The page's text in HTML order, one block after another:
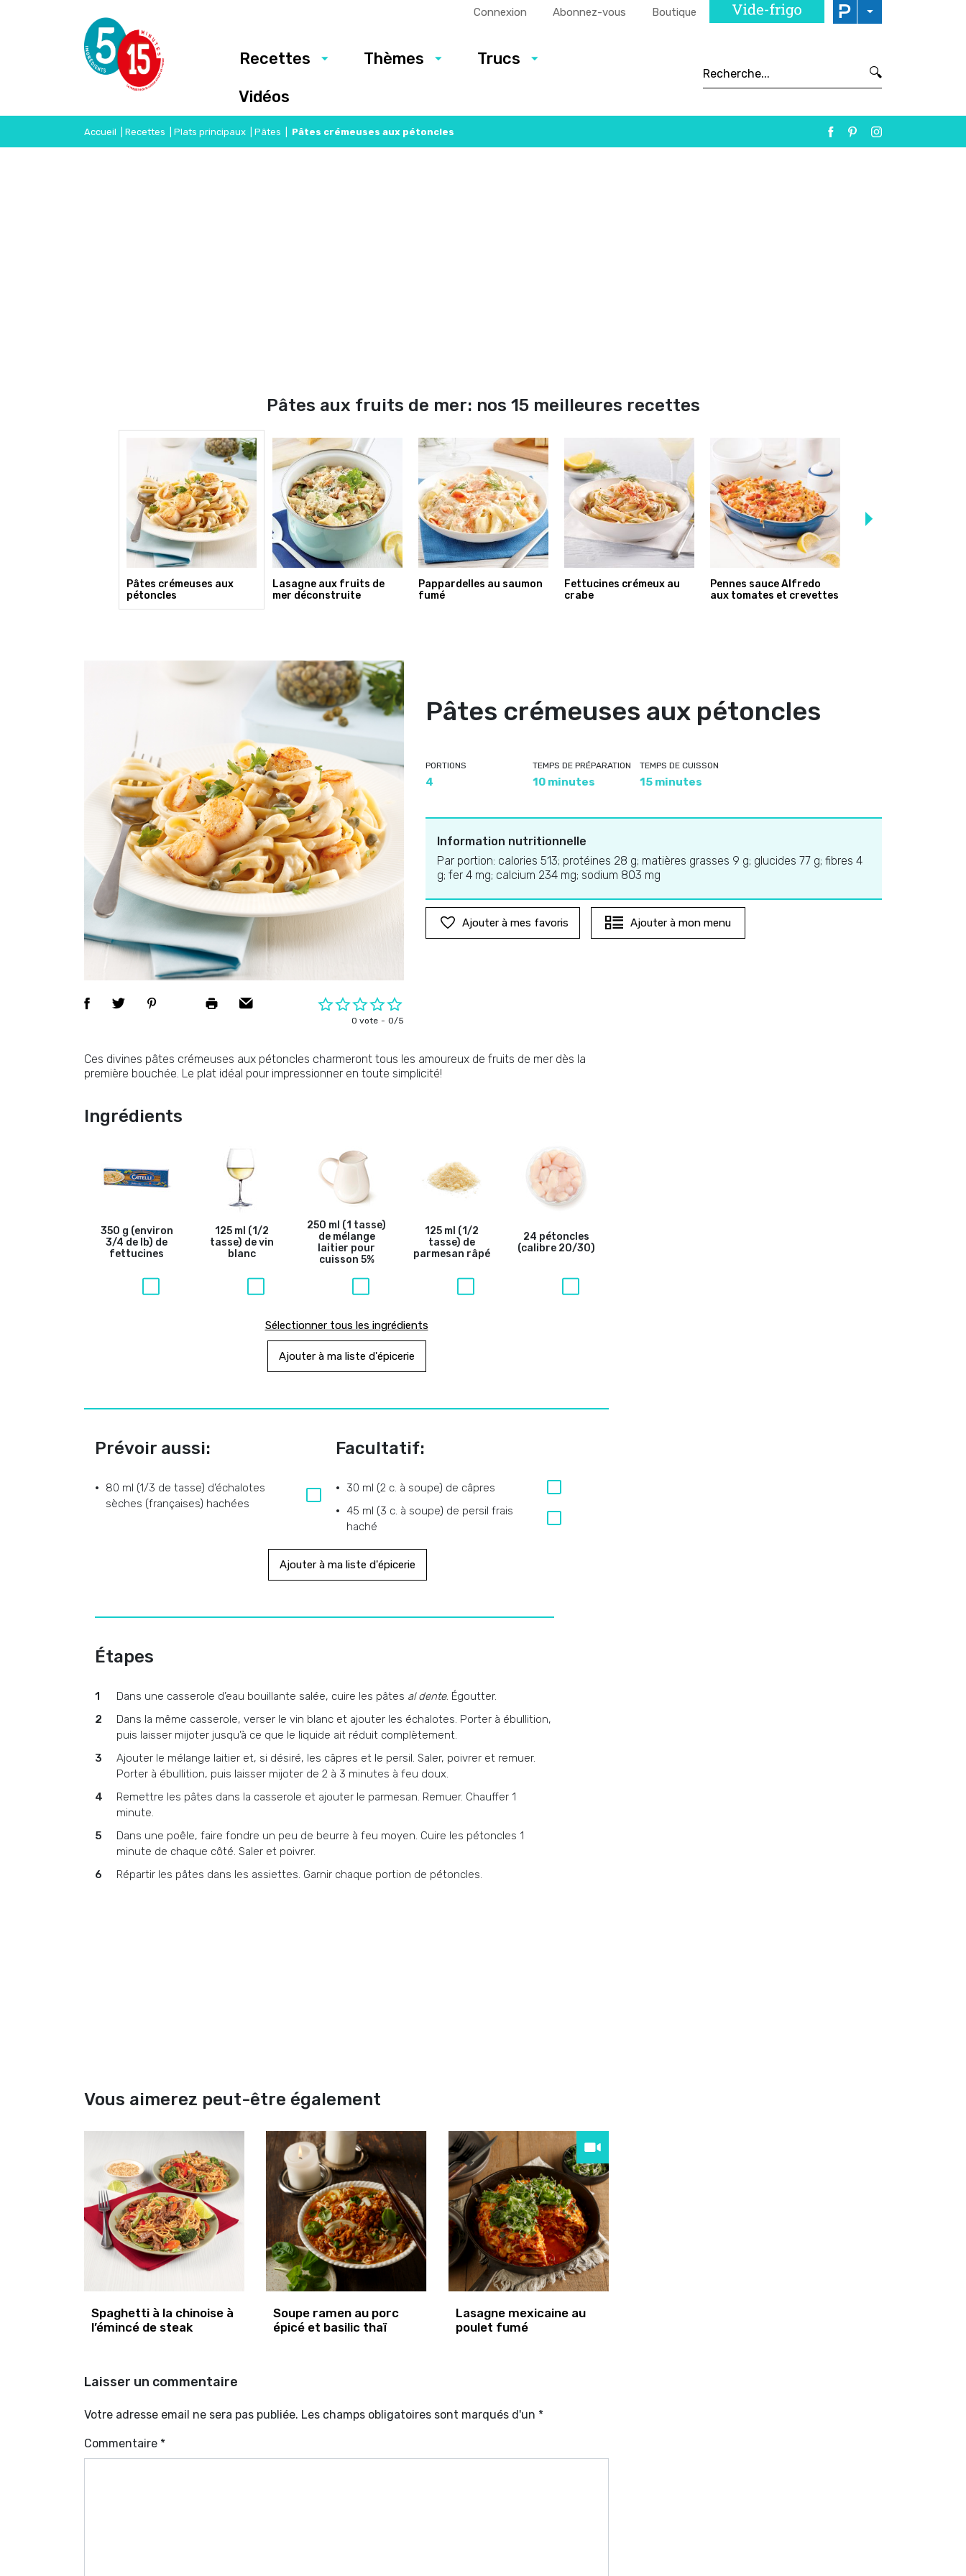
Connexion Abonnez-vous Boutique
Recettes Thèmes
Trucs
Vidéos
🔍
Accueil Recettes Plats principaux Pâtes Pâtes crémeuses aux pétoncles
Pâtes aux fruits de mer: nos 15 meilleures recettes
Pâtes crémeuses aux
pétoncles
Lasagne aux fruits de
mer déconstruite
Pappardelles au saumon
fumé
Fettucines crémeux au
crabe
Pennes sauce Alfredo
aux tomates et crevettes
0 vote 0/5
Pâtes crémeuses aux pétoncles
PORTIONS
4
TEMPS DE PRÉPARATION
10 minutes
TEMPS DE CUISSON
15 minutes
Information nutritionnelle
Par portion: calories 513; protéines 28 g; matières grasses 9 g; glucides 77 g; fibres 4
g; fer 4 mg; calcium 234 mg; sodium 803 mg
Ajouter à mes favoris Ajouter à mon menu
Ces divines pâtes crémeuses aux pétoncles charmeront tous les amoureux de fruits de mer dès la
première bouchée. Le plat idéal pour impressionner en toute simplicité!
Ingrédients
350 g (environ
3/4 de lb) de
fettucines
125 ml (1/2
tasse) de vin
blanc
250 ml (1 tasse)
de mélange
laitier pour
cuisson 5%
125 ml (1/2
tasse) de
parmesan râpé
24 pétoncles
(calibre 20/30)
Sélectionner tous les ingrédients
Ajouter à ma liste d'épicerie
Prévoir aussi:
80 ml (1/3 de tasse) d’échalotes
sèches (françaises) hachées
Facultatif:
30 ml (2 c. à soupe) de câpres
45 ml (3 c. à soupe) de persil frais
haché
Ajouter à ma liste d'épicerie
Étapes
Dans une casserole d’eau bouillante salée, cuire les pâtes al dente. Égoutter.
Dans la même casserole, verser le vin blanc et ajouter les échalotes. Porter à ébullition,
puis laisser mijoter jusqu’à ce que le liquide ait réduit complètement.
Ajouter le mélange laitier et, si désiré, les câpres et le persil. Saler, poivrer et remuer.
Porter à ébullition, puis laisser mijoter de 2 à 3 minutes à feu doux.
Remettre les pâtes dans la casserole et ajouter le parmesan. Remuer. Chauffer 1
minute.
Dans une poêle, faire fondre un peu de beurre à feu moyen. Cuire les pétoncles 1
minute de chaque côté. Saler et poivrer.
Répartir les pâtes dans les assiettes. Garnir chaque portion de pétoncles.
Vous aimerez peut-être également
Spaghetti à la chinoise à
l’émincé de steak
Soupe ramen au porc
épicé et basilic thaï
Lasagne mexicaine au
poulet fumé
Laisser un commentaire
Votre adresse email ne sera pas publiée. Les champs obligatoires sont marqués d'un *
Commentaire *